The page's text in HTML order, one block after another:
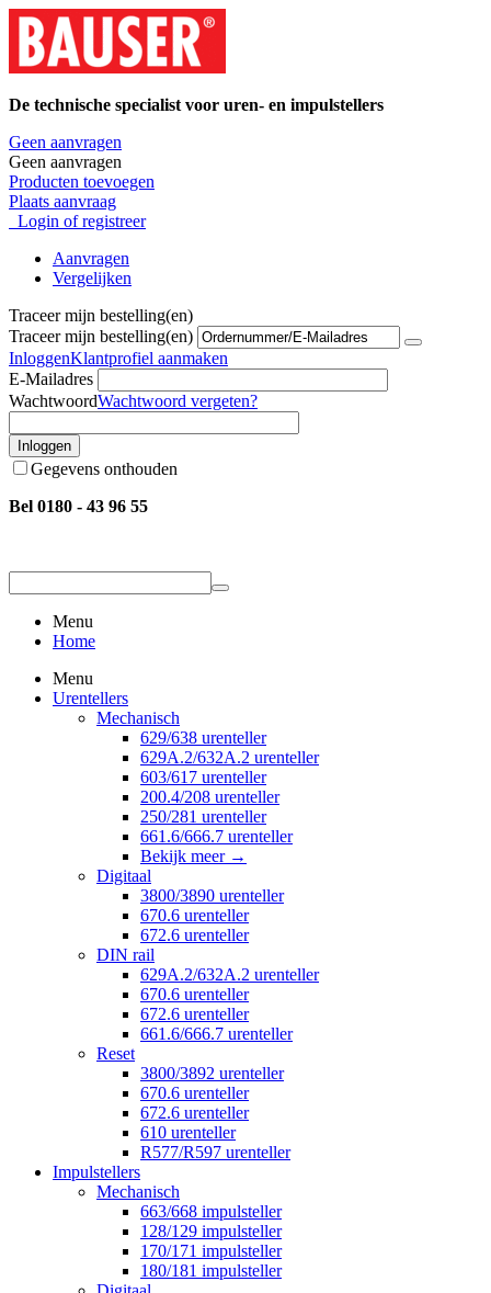
De technische specialist voor uren- en impulstellers
Geen aanvragen
Geen aanvragen
Producten toevoegen
Plaats aanvraag
Login of registreer
Aanvragen
Vergelijken
Traceer mijn bestelling(en)
Traceer mijn bestelling(en)
InloggenKlantprofiel aanmaken
E-Mailadres
WachtwoordWachtwoord vergeten?
Inloggen
Gegevens onthouden
Bel 0180 - 43 96 55
Menu
Home
Menu
Urentellers
Mechanisch
629/638 urenteller
629A.2/632A.2 urenteller
603/617 urenteller
200.4/208 urenteller
250/281 urenteller
661.6/666.7 urenteller
Bekijk meer →
Digitaal
3800/3890 urenteller
670.6 urenteller
672.6 urenteller
DIN rail
629A.2/632A.2 urenteller
670.6 urenteller
672.6 urenteller
661.6/666.7 urenteller
Reset
3800/3892 urenteller
670.6 urenteller
672.6 urenteller
610 urenteller
R577/R597 urenteller
Impulstellers
Mechanisch
663/668 impulsteller
128/129 impulsteller
170/171 impulsteller
180/181 impulsteller